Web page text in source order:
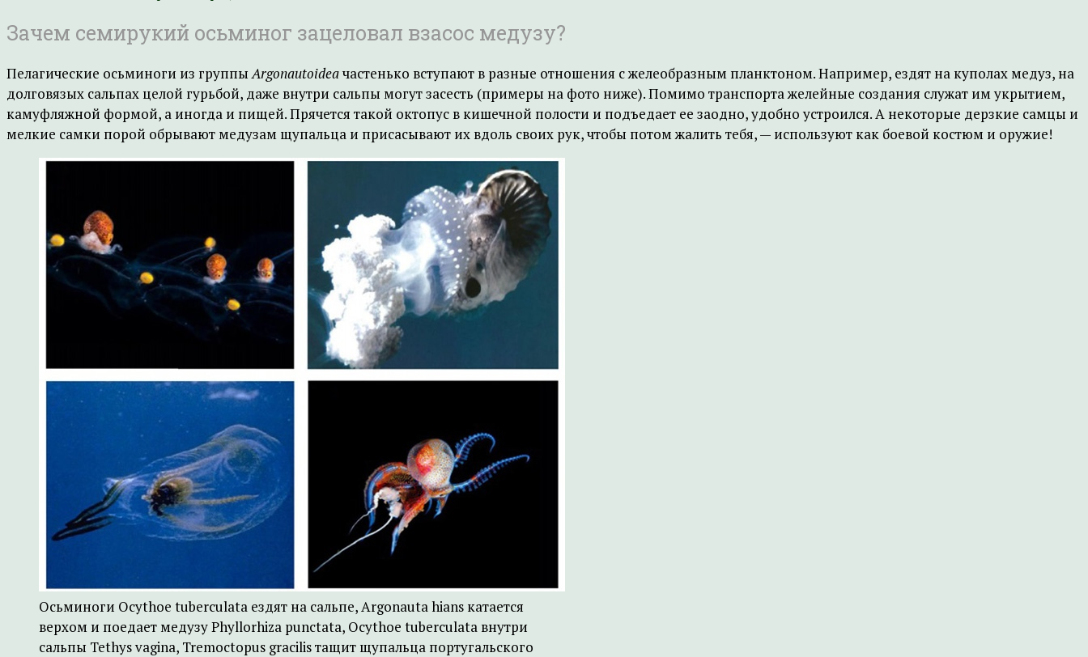
Зачем семирукий осьминог зацеловал взасос медузу?
Пелагические осьминоги из группыArgonautoideaчастенько вступают в разные отношения с желеобразным планктоном. Например, ездят на куполах медуз, на
долговязых сальпах целой гурьбой, даже внутри сальпы могут засесть (примеры на фото ниже). Помимо транспорта желейные создания служат им укрытием,
камуфляжной формой, а иногда и пищей. Прячется такой октопус в кишечной полости и подъедает ее заодно, удобно устроился. А некоторые дерзкие самцы и
мелкие самки порой обрывают медузам щупальца и присасывают их вдоль своих рук, чтобы потом жалить тебя, — используют как боевой костюм и оружие!
Осьминоги Ocythoe tuberculata ездят на сальпе, Argonauta hians катается
верхом и поедает медузу Phyllorhiza punctata, Ocythoe tuberculata внутри
сальпы Tethys vagina, Tremoctopus gracilis тащит щупальца португальского